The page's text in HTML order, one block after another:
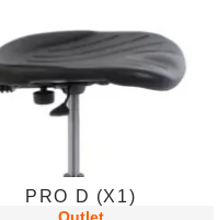
PRO D (X1)